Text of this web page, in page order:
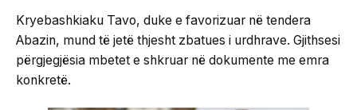
Kryebashkiaku Tavo, duke e favorizuar në tendera
Abazin, mund të jetë thjesht zbatues i urdhrave. Gjithsesi
përgjegjësia mbetet e shkruar në dokumente me emra
konkretë.